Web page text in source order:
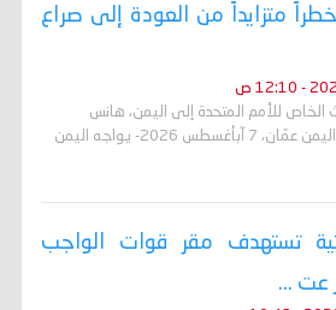
خطراً متزايداً من العودة إلى صراع
للأمم المتحدة إلى اليمن، هانس
غروندبرغ، بشأن الوضع في اليمن عمّان، 7 آبأغسطس 2026- يواجه اليمن
تستهدف مقر قوات الواجب
عت ...